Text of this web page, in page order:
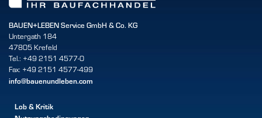
BAUEN+LEBEN Service GmbH & Co. KG
Untergath 184
47805 Krefeld
Tel.: +49 2151 4577-0
Fax: +49 2151 4577-499
info@bauenundleben.com
Lob & Kritik